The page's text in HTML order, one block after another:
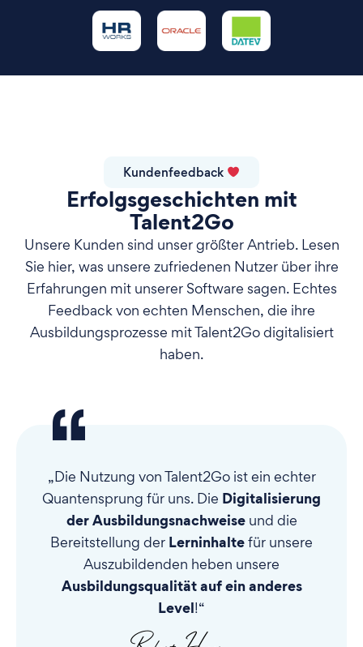
Kundenfeedback
Erfolgsgeschichten mit
Talent2Go
Unsere Kunden sind unser größter Antrieb. Lesen
Sie hier, was unsere zufriedenen Nutzer über ihre
Erfahrungen mit unserer Software sagen. Echtes
Feedback von echten Menschen, die ihre
Ausbildungsprozesse mit Talent2Go digitalisiert
haben.
„Die Nutzung von Talent2Go ist ein echter
Quantensprung für uns. Die Digitalisierung
der Ausbildungsnachweiseund die
Bereitstellung der Lerninhaltefür unsere
Auszubildenden heben unsere
Ausbildungsqualität auf ein anderes
Level!“